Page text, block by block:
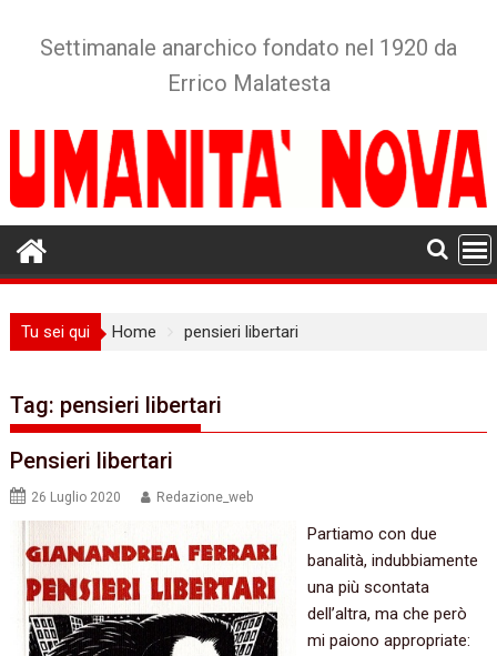
Settimanale anarchico fondato nel 1920 da
Errico Malatesta
Tu sei qui Home pensieri libertari
Tag: pensieri libertari
Pensieri libertari
26 Luglio 2020 Redazione_web
Partiamo con due
banalità, indubbiamente
una più scontata
dell’altra, ma che però
mi paiono appropriate: